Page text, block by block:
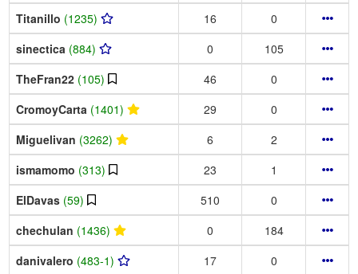
Titanillo (1235) 16
0
sinectica (884) 0
105
TheFran22 (105) 46
0
CromoyCarta (1401) 29
0
Miguelivan (3262) 6
2
ismamomo (313) 23
1
ElDavas (59) 510
0
chechulan (1436) 0
184
danivalero (483-1) 17 0